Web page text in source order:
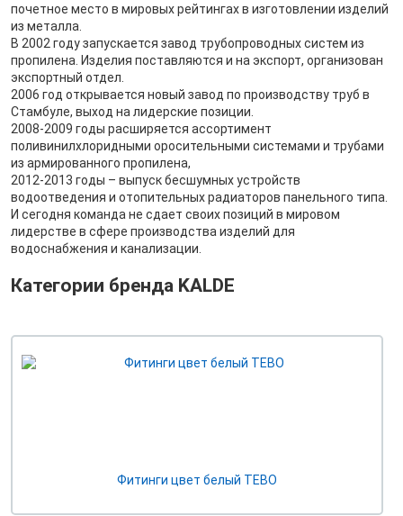
почетное место в мировых рейтингах в изготовлении изделий
из металла.
В 2002 году запускается завод трубопроводных систем из
пропилена. Изделия поставляются и на экспорт, организован
экспортный отдел.
2006 год открывается новый завод по производству труб в
Стамбуле, выход на лидерские позиции.
2008-2009 годы расширяется ассортимент
поливинилхлоридными оросительными системами и трубами
из армированного пропилена,
2012-2013 годы – выпуск бесшумных устройств
водоотведения и отопительных радиаторов панельного типа.
И сегодня команда не сдает своих позиций в мировом
лидерстве в сфере производства изделий для
водоснабжения и канализации.
Категории бренда KALDE
Фитинги цвет белый TEBO